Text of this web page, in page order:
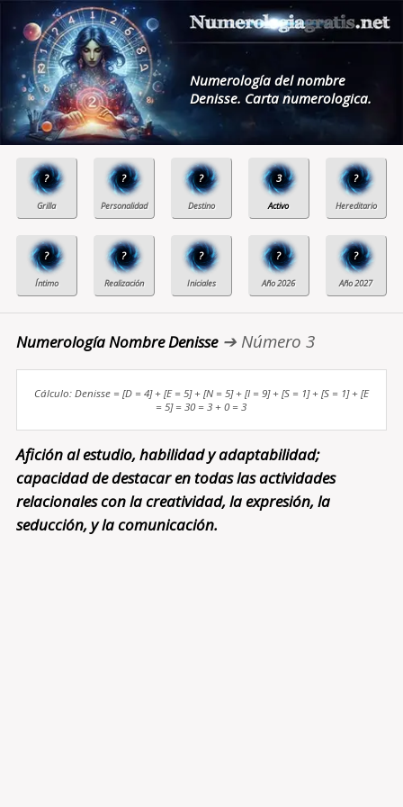
Numerología del nombre
Denisse. Carta numerologica.
? ? ? 3 ?
? ? ? ? ?
Numerología Nombre Denisse➔ Número 3
Cálculo: Denisse = [D = 4] + [E = 5] + [N = 5] + [I = 9] + [S = 1] + [S = 1] + [E
= 5] = 30 = 3 + 0 = 3
Afición al estudio, habilidad y adaptabilidad;
capacidad de destacar en todas las actividades
relacionales con la creatividad, la expresión, la
seducción, y la comunicación.